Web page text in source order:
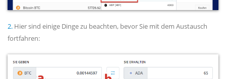
2. Hier sind einige Dinge zu beachten, bevor Sie mit dem Austausch
fortfahren: